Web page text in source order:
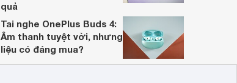
quả
Tai nghe OnePlus Buds 4:
Âm thanh tuyệt vời, nhưng
liệu có đáng mua?